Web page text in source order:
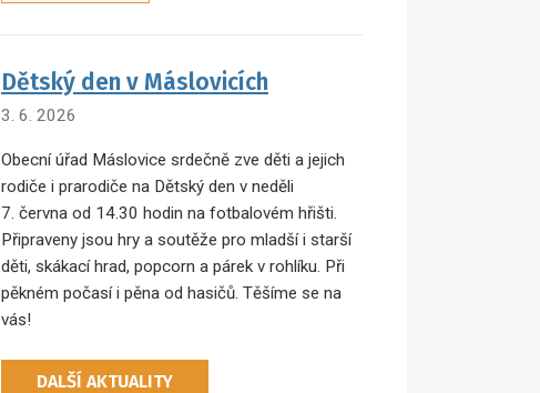
Dětský den v Máslovicích
3. 6. 2026
Obecní úřad Máslovice srdečně zve děti a jejich
rodiče i prarodiče na Dětský den v neděli
7. června od 14.30 hodin na fotbalovém hřišti.
Připraveny jsou hry a soutěže pro mladší i starší
děti, skákací hrad, popcorn a párek v rohlíku. Při
pěkném počasí i pěna od hasičů. Těšíme se na
vás!
DALŠÍ AKTUALITY